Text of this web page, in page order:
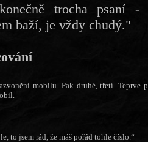
trocha psaní -
po něčem baží, je vždy chudý."
mobilu. Pak druhé, třetí.
to jsem rád, že máš pořád tohle číslo.“